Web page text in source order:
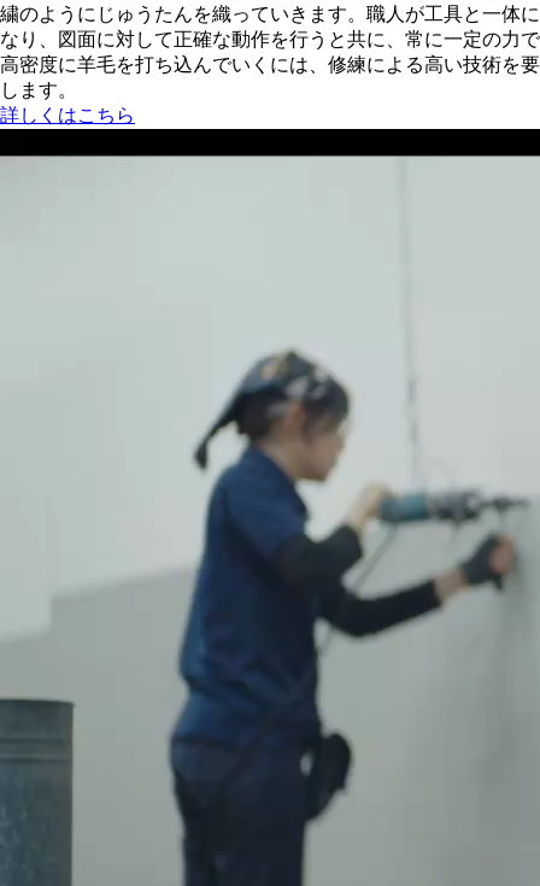
繍のようにじゅうたんを織っていきます。職人が工具と一体に
なり、図面に対して正確な動作を行うと共に、常に一定の力で
高密度に羊毛を打ち込んでいくには、修練による高い技術を要
します。
詳しくはこちら